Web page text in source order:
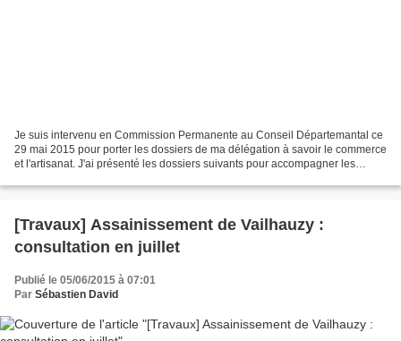
Je suis intervenu en Commission Permanente au Conseil Départemantal ce
29 mai 2015 pour porter les dossiers de ma délégation à savoir le commerce
et l'artisanat. J'ai présenté les dossiers suivants pour accompagner les
[Travaux] Assainissement de Vailhauzy :
consultation en juillet
Publié le 05/06/2015 à 07:01
Par Sébastien David